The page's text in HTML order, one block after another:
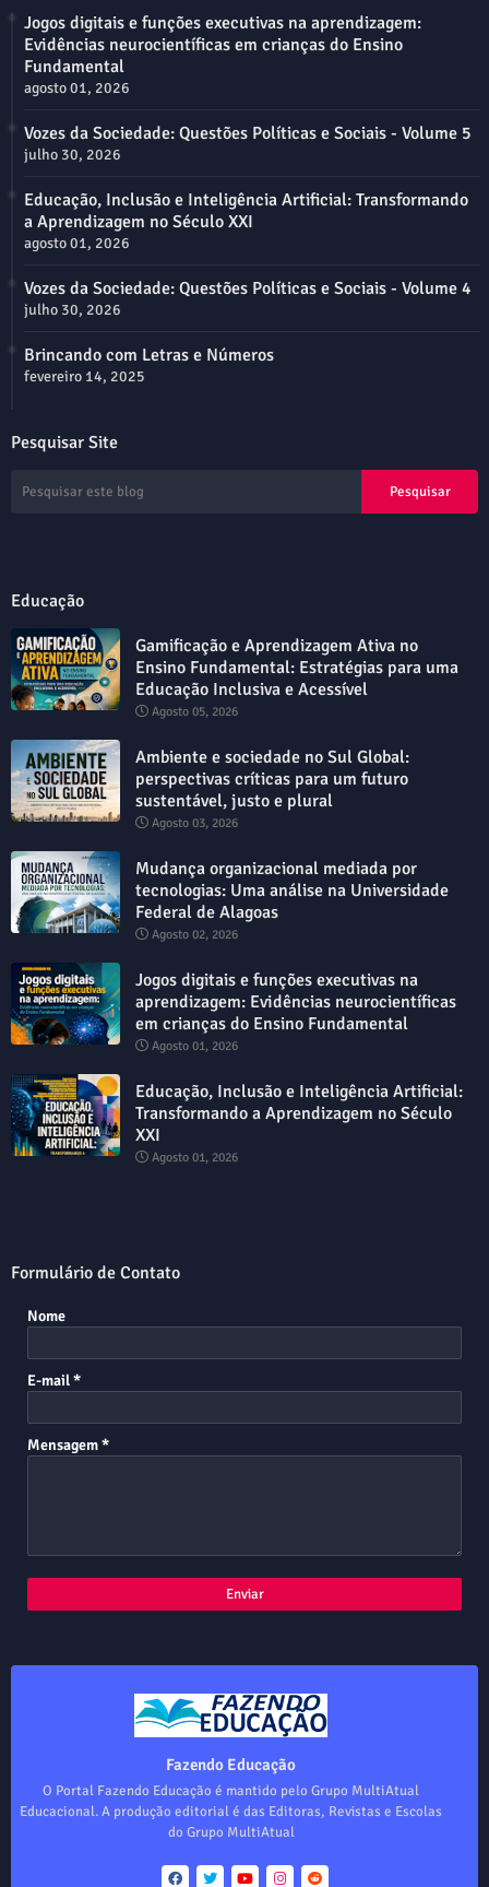
Jogos digitais e funções executivas na aprendizagem:
Evidências neurocientíficas em crianças do Ensino
Fundamental
agosto 01, 2026
Vozes da Sociedade: Questões Políticas e Sociais - Volume 5
julho 30, 2026
Educação, Inclusão e Inteligência Artificial: Transformando
a Aprendizagem no Século XXI
agosto 01, 2026
Vozes da Sociedade: Questões Políticas e Sociais - Volume 4
julho 30, 2026
Brincando com Letras e Números
fevereiro 14, 2025
Pesquisar Site
Educação
Gamificação e Aprendizagem Ativa no
Ensino Fundamental: Estratégias para uma
Educação Inclusiva e Acessível
Agosto 05, 2026
Ambiente e sociedade no Sul Global:
perspectivas críticas para um futuro
sustentável, justo e plural
Agosto 03, 2026
Mudança organizacional mediada por
tecnologias: Uma análise na Universidade
Federal de Alagoas
Agosto 02, 2026
Jogos digitais e funções executivas na
aprendizagem: Evidências neurocientíficas
em crianças do Ensino Fundamental
Agosto 01, 2026
Educação, Inclusão e Inteligência Artificial:
Transformando a Aprendizagem no Século
XXI
Agosto 01, 2026
Formulário de Contato
Nome
E-mail*
Mensagem*
Fazendo Educação
O Portal Fazendo Educação é mantido pelo Grupo MultiAtual
Educacional. A produção editorial é das Editoras, Revistas e Escolas
do Grupo MultiAtual